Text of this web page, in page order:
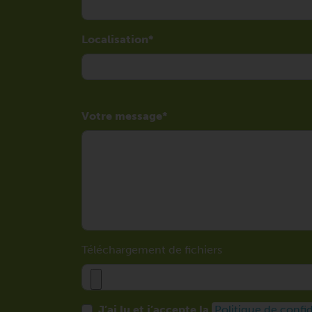
Localisation
Votre message
Téléchargement de fichiers